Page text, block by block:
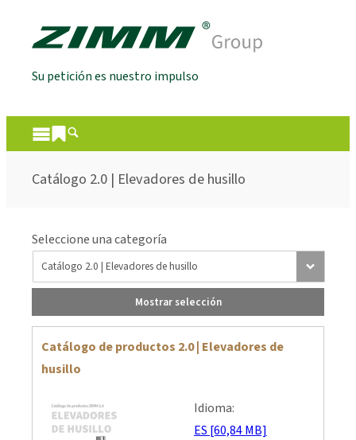
Su petición es nuestro impulso
Catálogo 2.0 | Elevadores de husillo
Seleccione una categoría
Mostrar selección
Catálogo de productos 2.0 | Elevadores de
husillo
Idioma:
ES [60,84 MB]